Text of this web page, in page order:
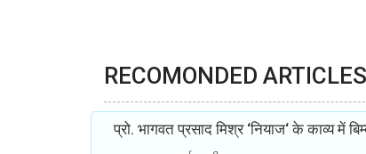
RECOMONDED
प्रो. भागवत प्रसाद मिश्र ‘नियाज‘ के काव्य में